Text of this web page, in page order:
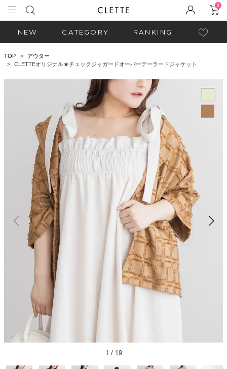
0
NEW CATEGORY RANKING
TOP
アウター
CLETTEオリジナル★チェックジャガードオーバーテーラードジャケット
1/ 19